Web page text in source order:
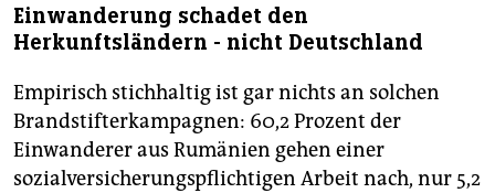
Einwanderung schadet den
Herkunftsländern - nicht Deutschland
Empirisch stichhaltig ist gar nichts an solchen
Brandstifterkampagnen: 60,2 Prozent der
Einwanderer aus Rumänien gehen einer
sozialversicherungspflichtigen Arbeit nach, nur 5,2